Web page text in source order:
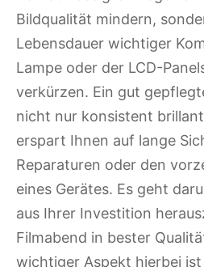
Bildqualität mindern,
Lebensdauer wichtiger
Lampe oder der LCD-
verkürzen. Ein gut
nicht nur konsistent
erspart Ihnen auf lange
Reparaturen oder den
eines Gerätes. Es geht
aus Ihrer Investition
Filmabend in bester
wichtiger Aspekt hierbei